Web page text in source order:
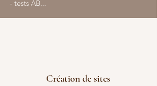
- tests AB...
Création de sites